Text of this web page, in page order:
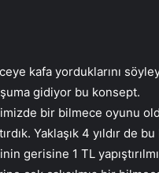
kafa yorduklarını
gidiyor bu konsept.
bir bilmece oyunu
Yaklaşık 4 yıldır de
gerisine 1 TL